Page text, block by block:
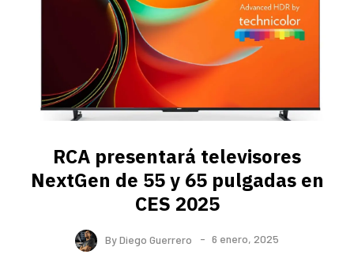
RCA presentará televisores
NextGen de 55 y 65 pulgadas en
CES 2025
ByDiego Guerrero 6 enero, 2025